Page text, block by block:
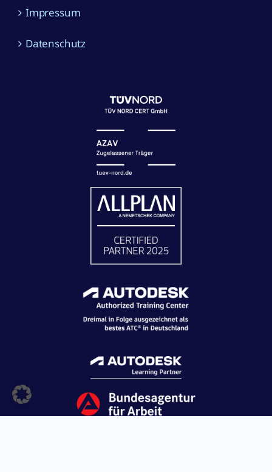
Impressum
Datenschutz